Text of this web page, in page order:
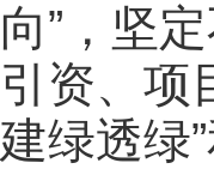
向”，坚
引资、项
建绿透绿